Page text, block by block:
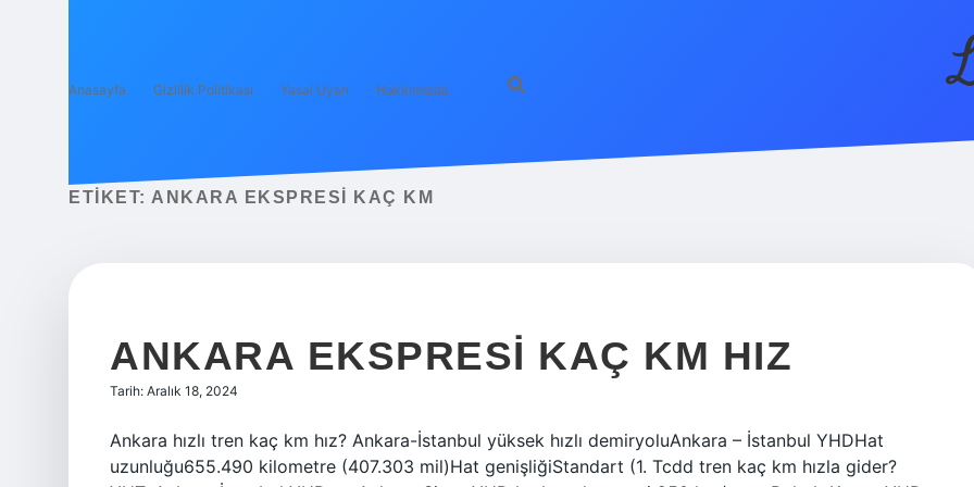
Anasayfa Gizlilik Politikası Yasal Uyarı Hakkımızda
ETIKET: ANKARA EKSPRESI KAÇ KM
ANKARA EKSPRESI KAÇ KM HIZ
Tarih: Aralık 18, 2024
Ankara hızlı tren kaç km hız? Ankara-İstanbul yüksek hızlı demiryoluAnkara – İstanbul YHDHat
uzunluğu655.490 kilometre (407.303 mil)Hat genişliğiStandart (1. Tcdd tren kaç km hızla gider?